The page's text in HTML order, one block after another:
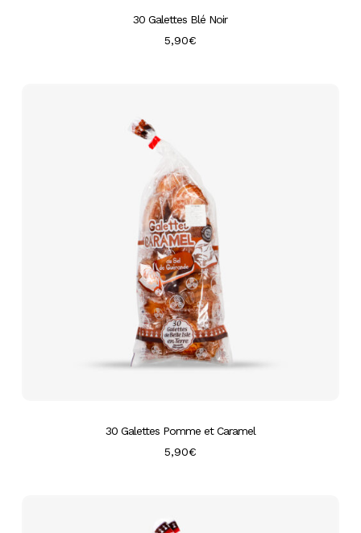
30 Galettes Blé Noir
5,90€
30 Galettes Pomme et Caramel
5,90€